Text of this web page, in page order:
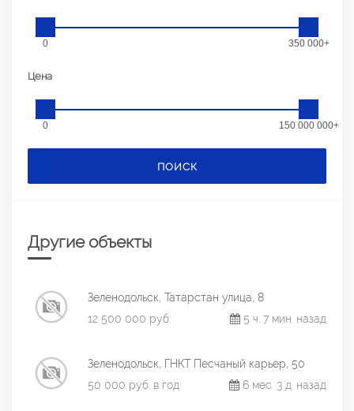
0 350 000+
Цена
0 150 000 000+
ПОИСК
Другие объекты
Зеленодольск, Татарстан улица, 8
12 500 000 руб.
5 ч. 7 мин. назад
Зеленодольск, ГНКТ Песчаный карьер, 50
50 000 руб. в год
6 мес. 3 д. назад